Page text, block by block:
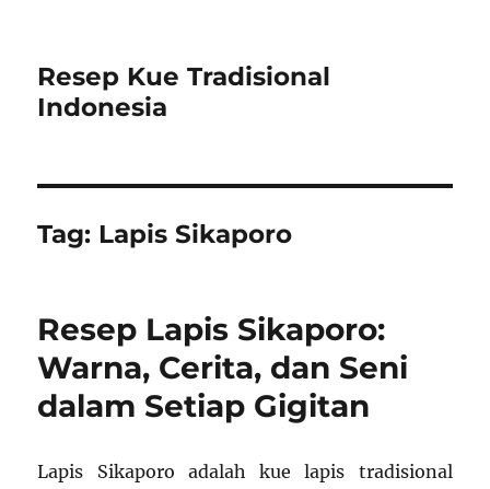
Resep Kue Tradisional
Indonesia
Tag: Lapis Sikaporo
Resep Lapis Sikaporo:
Warna, Cerita, dan Seni
dalam Setiap Gigitan
Lapis Sikaporo adalah kue lapis tradisional